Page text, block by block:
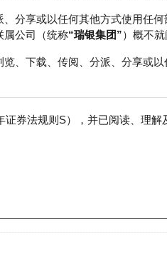
分享或以任何其他方式使用任
属公司（统称“瑞银集团”）概不
、下载、传阅、分派、分享或
券法规则S），并已阅读、理解